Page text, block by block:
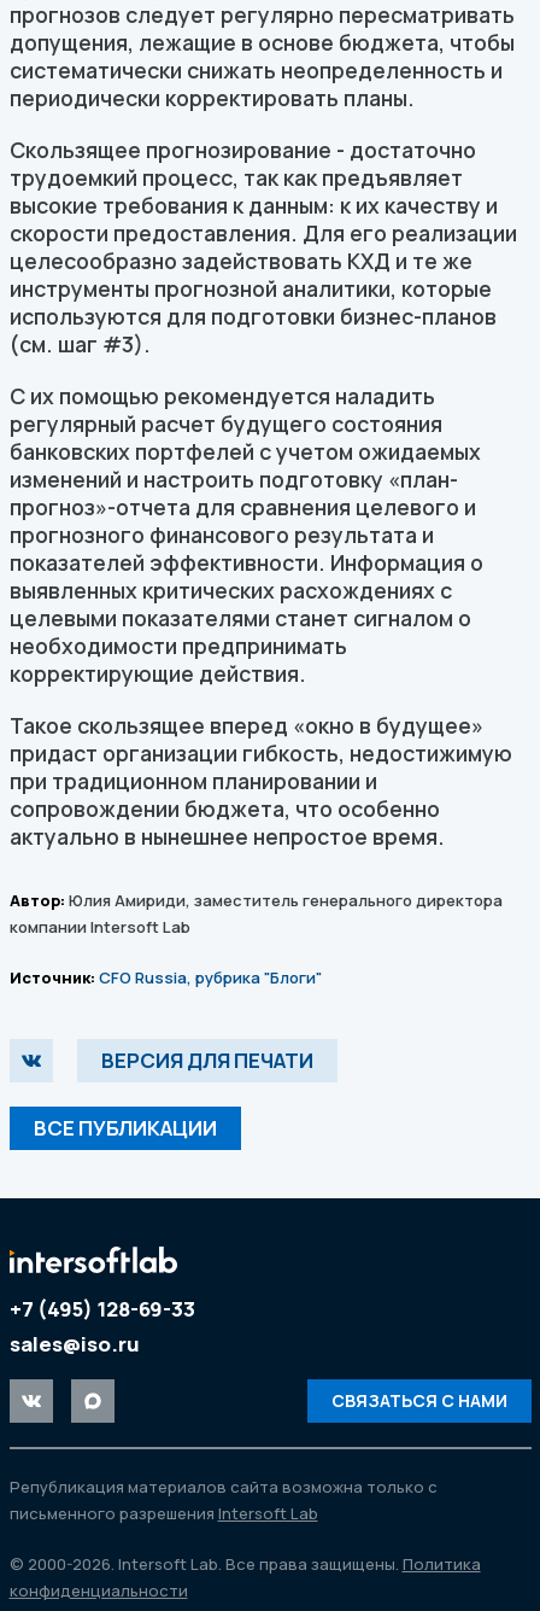
прогнозов следует регулярно пересматривать
допущения, лежащие в основе бюджета, чтобы
систематически снижать неопределенность и
периодически корректировать планы.
Скользящее прогнозирование - достаточно
трудоемкий процесс, так как предъявляет
высокие требования к данным: к их качеству и
скорости предоставления. Для его реализации
целесообразно задействовать КХД и те же
инструменты прогнозной аналитики, которые
используются для подготовки бизнес-планов
(см. шаг #3).
С их помощью рекомендуется наладить
регулярный расчет будущего состояния
банковских портфелей с учетом ожидаемых
изменений и настроить подготовку «план-
прогноз»-отчета для сравнения целевого и
прогнозного финансового результата и
показателей эффективности. Информация о
выявленных критических расхождениях с
целевыми показателями станет сигналом о
необходимости предпринимать
корректирующие действия.
Такое скользящее вперед «окно в будущее»
придаст организации гибкость, недостижимую
при традиционном планировании и
сопровождении бюджета, что особенно
актуально в нынешнее непростое время.
Автор: Юлия Амириди, заместитель генерального директора
компании Intersoft Lab
Источник: CFO Russia, рубрика "Блоги"
ВЕРСИЯ ДЛЯ ПЕЧАТИ
ВСЕ ПУБЛИКАЦИИ
+7 (495) 128-69-33
sales@iso.ru
СВЯЗАТЬСЯ С НАМИ
Републикация материалов сайта возможна только с
письменного разрешения Intersoft Lab
© 2000-2026. Intersoft Lab. Все права защищены. Политика
конфиденциальности